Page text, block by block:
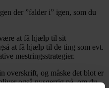
der ”falder i” igen, som du
at få hjælp til sit
at få hjælp til de ting som evt.
mestringsstrategier.
overskrift, og måske det blot er
også nysgerrig på, om du